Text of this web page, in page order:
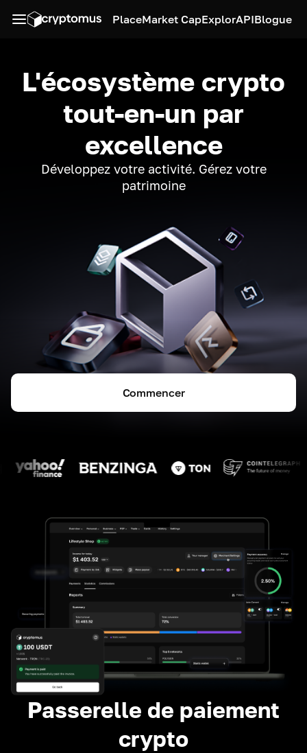
PlaceMarket CapExplorAPIBlogue
L'écosystème crypto
tout-en-un par
excellence
Développez votre activité. Gérez votre
patrimoine
Commencer
Passerelle de paiement
crypto